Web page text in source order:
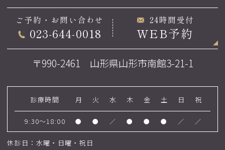
ご予約・お問い合わせ
023-644-0018
24時間受付
WEB予約
〒990-2461 山形県山形市南館3-21-1
診療時間 月 火 水 木 金 土 日 祝
9:30～18:00 ● ● ／ ● ● ● ／ ／
休診日：水曜・日曜・祝日